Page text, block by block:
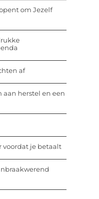
om Jezelf
af
aan herstel en een
voordat je betaalt